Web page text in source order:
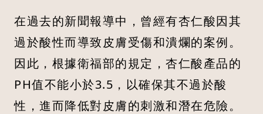
在過去的新聞報導中，曾經有杏仁酸因其
過於酸性而導致皮膚受傷和潰爛的案例。
因此，根據衛福部的規定，杏仁酸產品的
PH值不能小於3.5，以確保其不過於酸
性，進而降低對皮膚的刺激和潛在危險。